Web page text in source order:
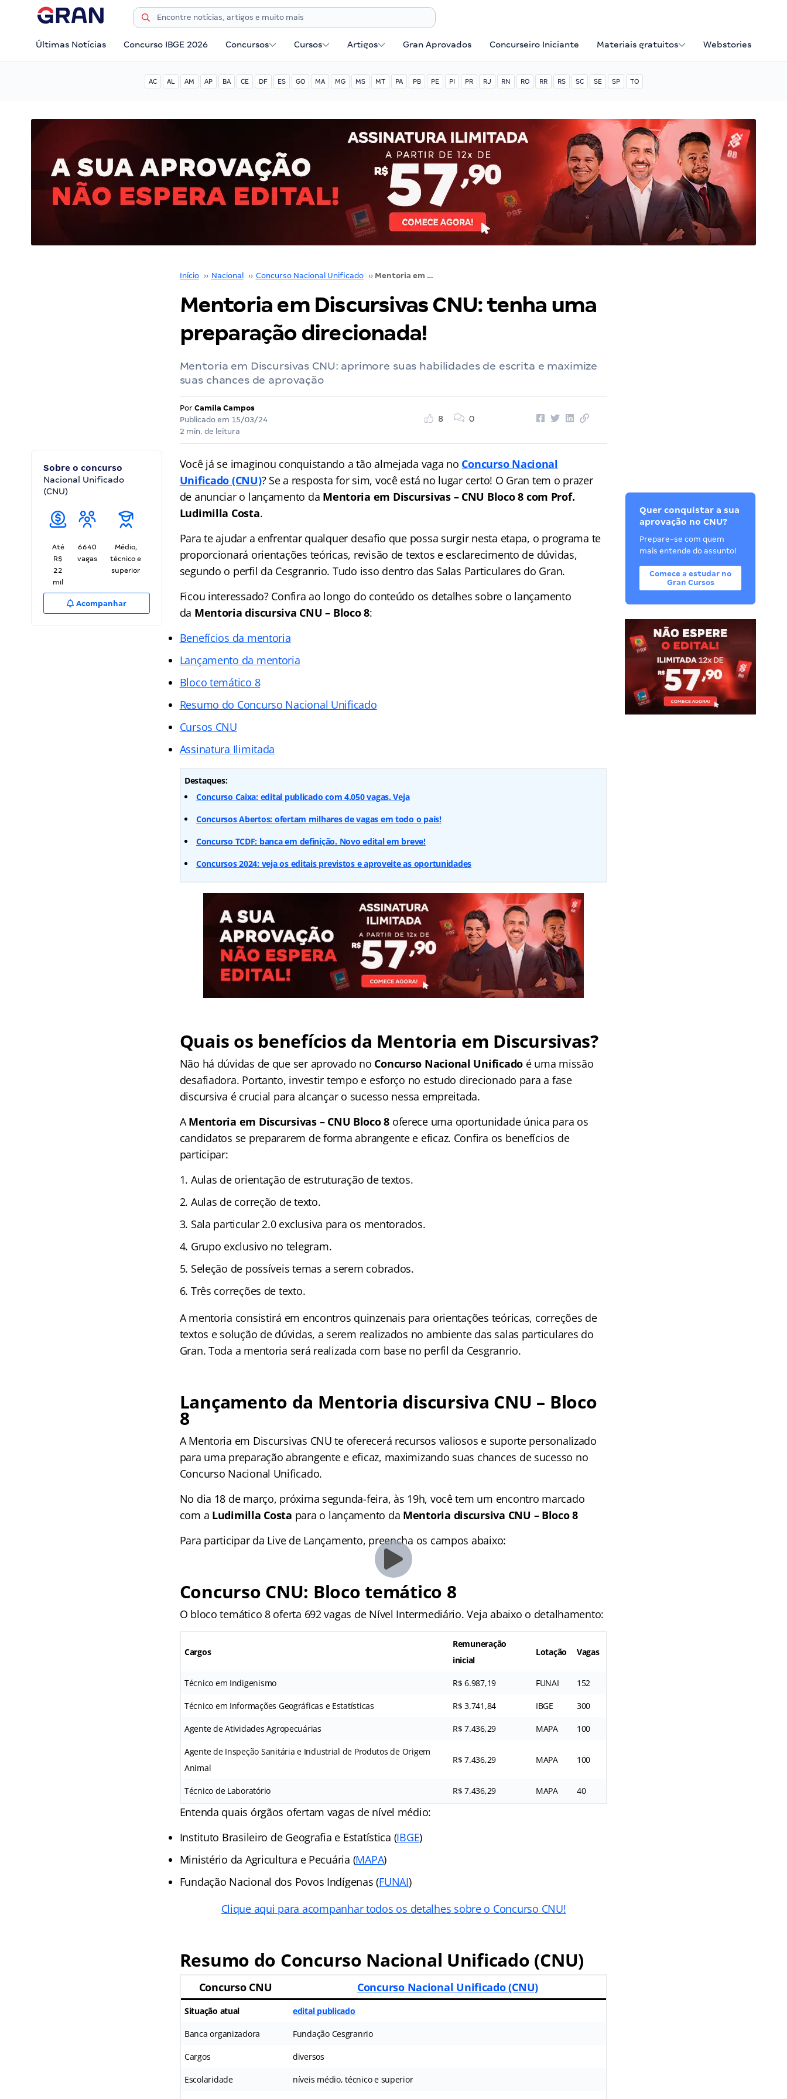
Últimas Notícias Concurso IBGE 2026 Concursos Cursos Artigos Gran Aprovados Concurseiro Iniciante Materiais gratuitos Webstories
AC AL AM AP BA CE DF ES GO MA MG MS MT PA PB PE PI PR RJ RN RO RR RS SC SE SP TO
Início ›› Nacional ›› Concurso Nacional Unificado ›› Mentoria em Discursivas CNU: tenha uma preparação direcionada!
Mentoria em Discursivas CNU: tenha uma
preparação direcionada!
Mentoria em Discursivas CNU: aprimore suas habilidades de escrita e maximize
suas chances de aprovação
Por Camila Campos
Publicado em 15/03/24
2 min. de leitura
8 0
Sobre o concurso
Nacional Unificado
(CNU)
Até
R$
22
mil
6640
vagas
Médio,
técnico e
superior
Acompanhar
Você já se imaginou conquistando a tão almejada vaga no Concurso Nacional
Unificado (CNU)? Se a resposta for sim, você está no lugar certo! O Gran tem o prazer
de anunciar o lançamento da Mentoria em Discursivas – CNU Bloco 8 com Prof.
Ludimilla Costa.
Para te ajudar a enfrentar qualquer desafio que possa surgir nesta etapa, o programa te
proporcionará orientações teóricas, revisão de textos e esclarecimento de dúvidas,
segundo o perfil da Cesgranrio. Tudo isso dentro das Salas Particulares do Gran.
Ficou interessado? Confira ao longo do conteúdo os detalhes sobre o lançamento
da Mentoria discursiva CNU – Bloco 8:
Benefícios da mentoria
Lançamento da mentoria
Bloco temático 8
Resumo do Concurso Nacional Unificado
Cursos CNU
Assinatura Ilimitada
Destaques:
Concurso Caixa: edital publicado com 4.050 vagas. Veja
Concursos Abertos: ofertam milhares de vagas em todo o país!
Concurso TCDF: banca em definição. Novo edital em breve!
Concursos 2024: veja os editais previstos e aproveite as oportunidades
Quais os benefícios da Mentoria em Discursivas?
Não há dúvidas de que ser aprovado no Concurso Nacional Unificado é uma missão
desafiadora. Portanto, investir tempo e esforço no estudo direcionado para a fase
discursiva é crucial para alcançar o sucesso nessa empreitada.
AMentoria em Discursivas – CNU Bloco 8 oferece uma oportunidade única para os
candidatos se prepararem de forma abrangente e eficaz. Confira os benefícios de
participar:
Aulas de orientação de estruturação de textos.
Aulas de correção de texto.
Sala particular 2.0 exclusiva para os mentorados.
Grupo exclusivo no telegram.
Seleção de possíveis temas a serem cobrados.
Três correções de texto.
A mentoria consistirá em encontros quinzenais para orientações teóricas, correções de
textos e solução de dúvidas, a serem realizados no ambiente das salas particulares do
Gran. Toda a mentoria será realizada com base no perfil da Cesgranrio.
Lançamento da Mentoria discursiva CNU – Bloco
8
A Mentoria em Discursivas CNU te oferecerá recursos valiosos e suporte personalizado
para uma preparação abrangente e eficaz, maximizando suas chances de sucesso no
Concurso Nacional Unificado.
No dia 18 de março, próxima segunda-feira, às 19h, você tem um encontro marcado
com a Ludimilla Costa para o lançamento da Mentoria discursiva CNU – Bloco 8
Para participar da Live de Lançamento, preencha os campos abaixo:
Concurso CNU: Bloco temático 8
O bloco temático 8 oferta 692 vagas de Nível Intermediário. Veja abaixo o detalhamento:
Cargos
Remuneração
inicial
Lotação Vagas
Técnico em Indigenismo R$ 6.987,19 FUNAI 152
Técnico em Informações Geográficas e Estatísticas R$ 3.741,84 IBGE 300
Agente de Atividades Agropecuárias R$ 7.436,29 MAPA 100
Agente de Inspeção Sanitária e Industrial de Produtos de Origem
Animal
R$ 7.436,29 MAPA 100
Técnico de Laboratório R$ 7.436,29 MAPA 40
Entenda quais órgãos ofertam vagas de nível médio:
Instituto Brasileiro de Geografia e Estatística (IBGE)
Ministério da Agricultura e Pecuária (MAPA)
Fundação Nacional dos Povos Indígenas (FUNAI)
Clique aqui para acompanhar todos os detalhes sobre o Concurso CNU!
Resumo do Concurso Nacional Unificado (CNU)
Concurso CNU Concurso Nacional Unificado (CNU)
Situação atual edital publicado
Banca organizadora Fundação Cesgranrio
Cargos diversos
Escolaridade níveis médio, técnico e superior
Quer conquistar a sua
aprovação no CNU?
Prepare-se com quem
mais entende do assunto!
Comece a estudar no
Gran Cursos